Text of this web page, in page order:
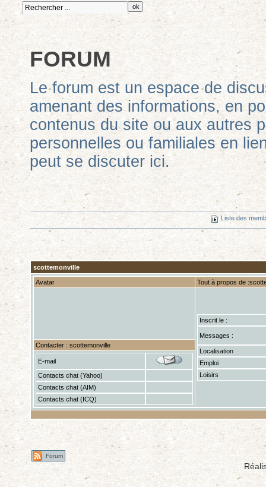
FORUM
Le forum est un espace de
amenant des informations, en
contenus du site ou aux autres
personnelles ou familiales en
peut se discuter ici.
Liste des
scottemonville
Avatar Tout à propos de
Inscrit le :
Messages :
Localisation
Emploi
Loisirs
Contacter : scottemonville
E-mail
Contacts chat (Yahoo)
Contacts chat (AIM)
Contacts chat (ICQ)
Forum